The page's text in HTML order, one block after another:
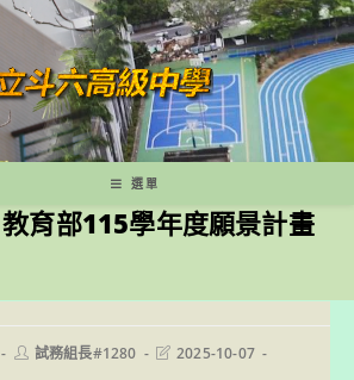
選單
育部115學年度願景計畫
Post試務組長#1280
Post2025-10-07